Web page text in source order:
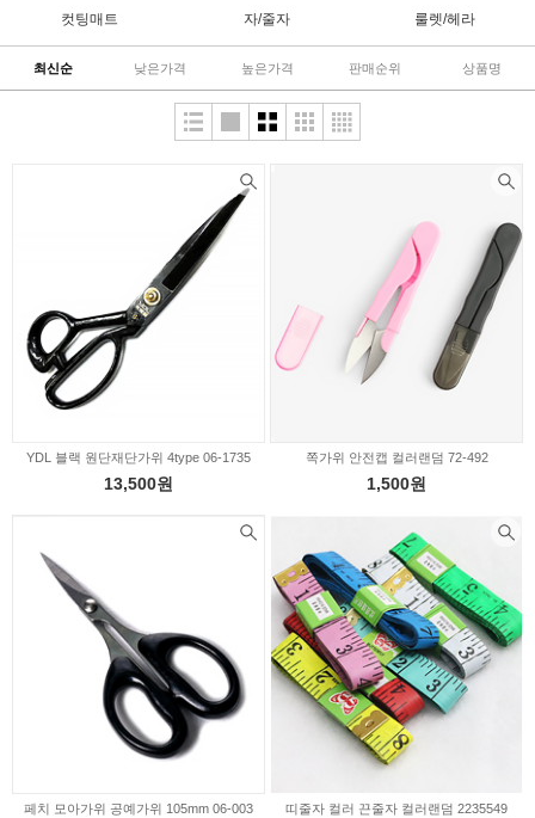
컷팅매트 자/줄자 룰렛/헤라
최신순 낮은가격 높은가격 판매순위 상품명
YDL 블랙 원단재단가위 4type 06-1735
13,500원
쪽가위 안전캡 컬러랜덤 72-492
1,500원
페치 모아가위 공예가위 105mm 06-003 띠줄자 컬러 끈줄자 컬러랜덤 2235549